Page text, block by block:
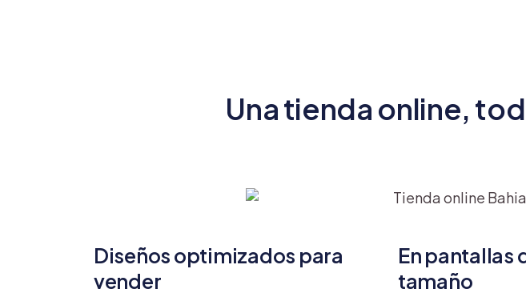
Una tienda online,
Diseños optimizados para
vender
En pantallas
tamaño